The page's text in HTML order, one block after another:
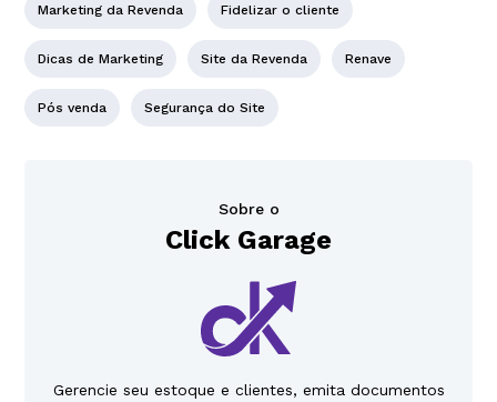
Marketing da Revenda Fidelizar o cliente
Dicas de Marketing Site da Revenda Renave
Pós venda Segurança do Site
Sobre o
Click Garage
Gerencie seu estoque e clientes, emita documentos